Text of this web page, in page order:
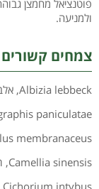
ולמניעה.
צמחים קשורים
Albizia lebbeck
,
paniculatae
membranaceus
Camellia sinensis
,
Cichorium intybus
,